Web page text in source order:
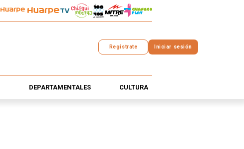
Registrate Iniciar sesión
DEPARTAMENTALES CULTURA